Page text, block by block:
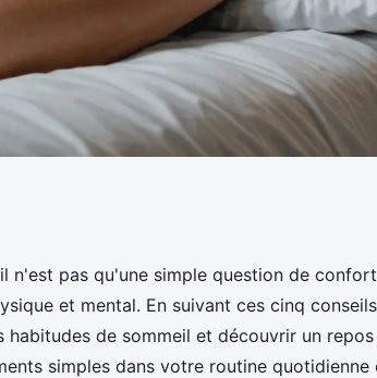
: 5 conseils
n'est pas qu'une simple question de
et mental. En suivant ces cinq
habitudes de sommeil et découvrir un
simples dans votre routine